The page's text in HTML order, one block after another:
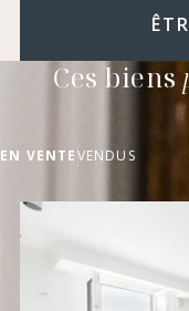
Ces biens
EN VENTEVENDUS